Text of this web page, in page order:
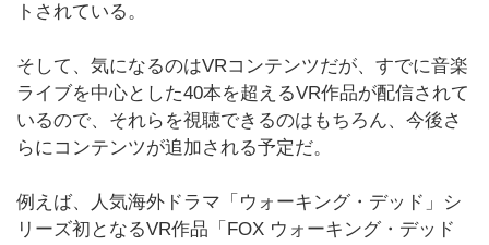
トされている。
そして、気になるのはVRコンテンツだが、すでに音楽
ライブを中心とした40本を超えるVR作品が配信されて
いるので、それらを視聴できるのはもちろん、今後さ
らにコンテンツが追加される予定だ。
例えば、人気海外ドラマ「ウォーキング・デッド」シ
リーズ初となるVR作品「FOX ウォーキング・デッド